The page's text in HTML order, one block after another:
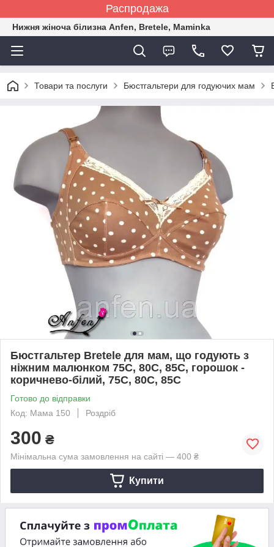
Распродажа
Нижня жіноча білизна Anfen, Bretele, Maminka
Товари та послуги Бюстгальтери для годуючих мам
Бюстгальтер Bretele для мам, що годують з
ніжним малюнком 75C, 80C, 85C, горошок -
коричнево-білий, 75C, 80C, 85C
Готово до відправки
Код: Мама 150
Роздріб
300 ₴
Мінімальна сума замовлення на сайті — 400 ₴
Купити